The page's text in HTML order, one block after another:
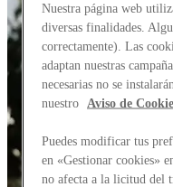
Nuestra página web
diversas finalidades.
correctamente). Las
adaptan nuestras
necesarias no se
nuestro
Aviso de
Puedes modificar tus
en «Gestionar cookies»
no afecta a la licitud del